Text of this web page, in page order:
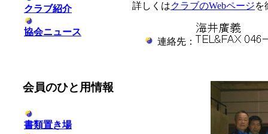
クラブ紹介
協会ニュース
会員のひと用情報
書類置き場
詳しくはクラブのWebページを
連絡先：